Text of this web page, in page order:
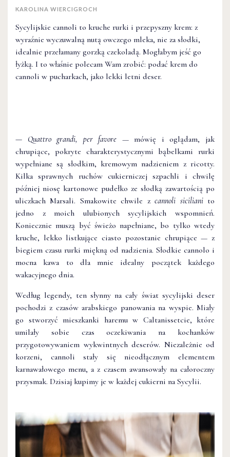
KAROLINA WIERCIGROCH
Sycylijskie cannoli to kruche rurki i przepyszny krem: z
wyraźnie wyczuwalną nutą owczego mleka, nie za słodki,
idealnie przełamany gorzką czekoladą. Mogłabym jeść go
łyżką. I to właśnie polecam Wam zrobić: podać krem do
cannoli w pucharkach, jako lekki letni deser.
— Quattro grandi, per favore — mówię i oglądam, jak
chrupiące, pokryte charakterystycznymi bąbelkami rurki
wypełniane są słodkim, kremowym nadzieniem z ricotty.
Kilka sprawnych ruchów cukierniczej szpachli i chwilę
później niosę kartonowe pudełko ze słodką zawartością po
uliczkach Marsali. Smakowite chwile zcannoli sicilianito
jedno z moich ulubionych sycylijskich wspomnień.
Koniecznie muszą być świeżo napełniane, bo tylko wtedy
kruche, lekko listkujące ciasto pozostanie chrupiące — z
biegiem czasu rurki miękną od nadzienia. Słodkie cannolo i
mocna kawa to dla mnie idealny początek każdego
wakacyjnego dnia.
Według legendy, ten słynny na cały świat sycylijski deser
pochodzi z czasów arabskiego panowania na wyspie. Miały
go stworzyć mieszkanki haremu w Caltanissetcie, które
umilały sobie czas oczekiwania na kochanków
przygotowywaniem wykwintnych deserów. Niezależnie od
korzeni, cannoli stały się nieodłącznym elementem
karnawałowego menu, a z czasem awansowały na całoroczny
przysmak. Dzisiaj kupimy je w każdej cukierni na Sycylii.